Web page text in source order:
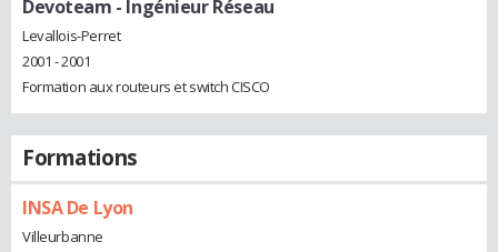
Devoteam - Ingénieur Réseau
Levallois-Perret
2001 - 2001
Formation aux routeurs et switch CISCO
Formations
INSA De Lyon
Villeurbanne